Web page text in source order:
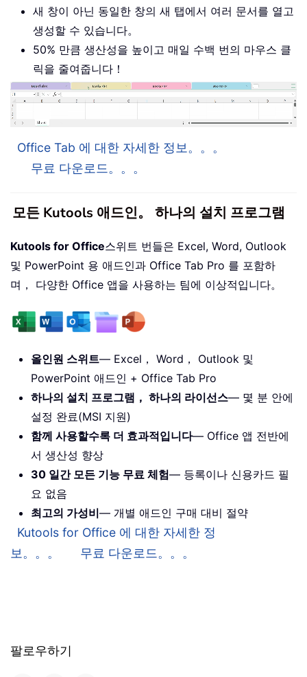
새 창이 아닌 동일한 창의 새 탭에서 여러 문서를 열고
생성할 수 있습니다。
50% 만큼 생산성을 높이고 매일 수백 번의 마우스 클
릭을 줄여줍니다！
Office Tab 에 대한 자세한 정보。。。
무료 다운로드。。。
모든 Kutools 애드인。 하나의 설치 프로그램
Kutools for Office스위트 번들은 Excel, Word, Outlook
및 PowerPoint 용 애드인과 Office Tab Pro 를 포함하
며， 다양한 Office 앱을 사용하는 팀에 이상적입니다。
올인원 스위트— Excel， Word， Outlook 및
PowerPoint 애드인 + Office Tab Pro
하나의 설치 프로그램， 하나의 라이선스— 몇 분 안에
설정 완료(MSI 지원)
함께 사용할수록 더 효과적입니다— Office 앱 전반에
서 생산성 향상
30 일간 모든 기능 무료 체험— 등록이나 신용카드 필
요 없음
최고의 가성비— 개별 애드인 구매 대비 절약
Kutools for Office 에 대한 자세한 정
보。。。
무료 다운로드。。。
팔로우하기